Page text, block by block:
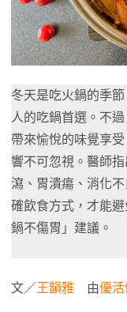
冬天是吃火鍋的季
人的吃鍋首選。不
帶來愉悅的味覺享
響不可忽視。醫師
瀉、胃潰瘍、消化
確飲食方式，才能
鍋不傷胃」建議。
文／王韻雅 由優活